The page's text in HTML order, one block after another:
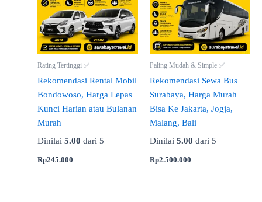
Rating Tertinggi ✅
Rekomendasi Rental Mobil
Bondowoso, Harga Lepas
Kunci Harian atau Bulanan
Murah
Dinilai 5.00 dari 5
Rp245.000
Paling Mudah & Simple ✅
Rekomendasi Sewa Bus
Surabaya, Harga Murah
Bisa Ke Jakarta, Jogja,
Malang, Bali
Dinilai 5.00 dari 5
Rp2.500.000